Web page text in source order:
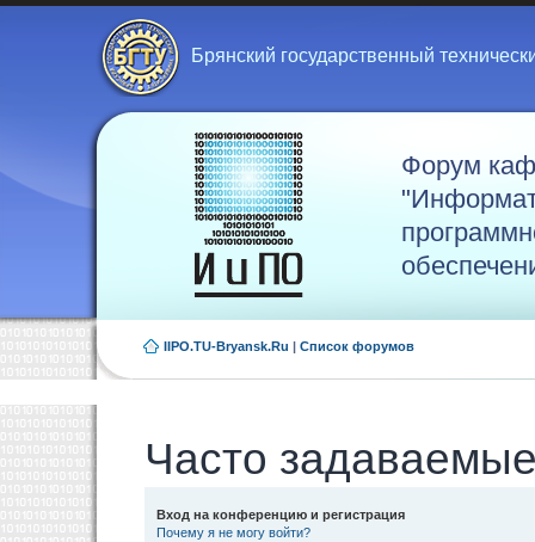
Брянский государственный
Форум
IIPO.TU-Bryansk.Ru | Список форумов
Часто
Вход на конференцию и регистрация
Почему я не могу войти?